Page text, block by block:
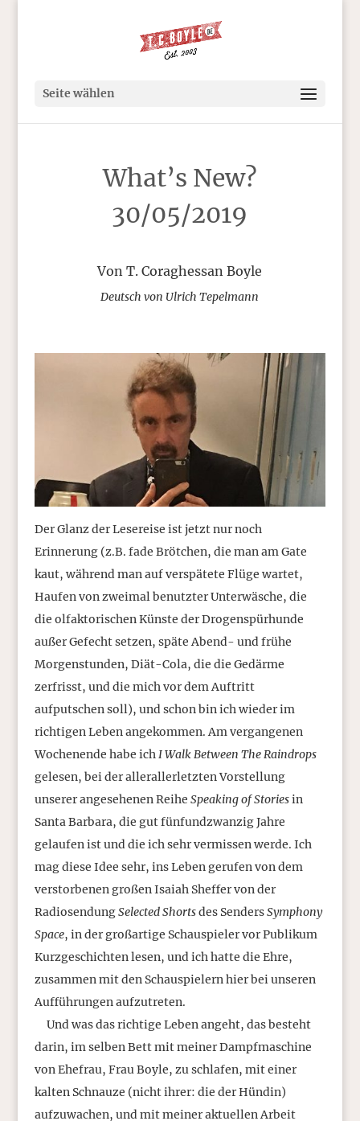
Seite wählen
What’s New?
30/05/2019
Von T. Coraghessan Boyle
Deutsch von Ulrich Tepelmann
Der Glanz der Lesereise ist jetzt nur noch
Erinnerung (z.B. fade Brötchen, die man am Gate
kaut, während man auf verspätete Flüge wartet,
Haufen von zweimal benutzter Unterwäsche, die
die olfaktorischen Künste der Drogenspürhunde
außer Gefecht setzen, späte Abend- und frühe
Morgenstunden, Diät-Cola, die die Gedärme
zerfrisst, und die mich vor dem Auftritt
aufputschen soll), und schon bin ich wieder im
richtigen Leben angekommen. Am vergangenen
Wochenende habe ich I Walk Between The Raindrops
gelesen, bei der allerallerletzten Vorstellung
unserer angesehenen Reihe Speaking of Storiesin
Santa Barbara, die gut fünfundzwanzig Jahre
gelaufen ist und die ich sehr vermissen werde. Ich
mag diese Idee sehr, ins Leben gerufen von dem
verstorbenen großen Isaiah Sheffer von der
RadiosendungSelected Shortsdes SendersSymphony
Space, in der großartige Schauspieler vor Publikum
Kurzgeschichten lesen, und ich hatte die Ehre,
zusammen mit den Schauspielern hier bei unseren
Aufführungen aufzutreten.
Und was das richtige Leben angeht, das besteht
darin, im selben Bett mit meiner Dampfmaschine
von Ehefrau, Frau Boyle, zu schlafen, mit einer
kalten Schnauze (nicht ihrer: die der Hündin)
aufzuwachen, und mit meiner aktuellen Arbeit